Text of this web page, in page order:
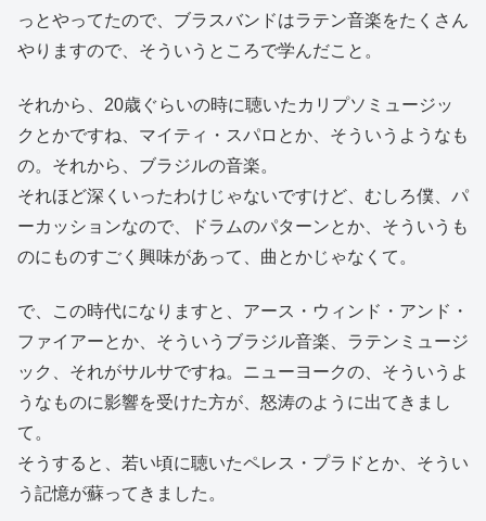
っとやってたので、ブラスバンドはラテン音楽をたくさん
やりますので、そういうところで学んだこと。
それから、20歳ぐらいの時に聴いたカリプソミュージッ
クとかですね、マイティ・スパロとか、そういうようなも
の。それから、ブラジルの音楽。
それほど深くいったわけじゃないですけど、むしろ僕、パ
ーカッションなので、ドラムのパターンとか、そういうも
のにものすごく興味があって、曲とかじゃなくて。
で、この時代になりますと、アース・ウィンド・アンド・
ファイアーとか、そういうブラジル音楽、ラテンミュージ
ック、それがサルサですね。ニューヨークの、そういうよ
うなものに影響を受けた方が、怒涛のように出てきまし
て。
そうすると、若い頃に聴いたペレス・プラドとか、そうい
う記憶が蘇ってきました。